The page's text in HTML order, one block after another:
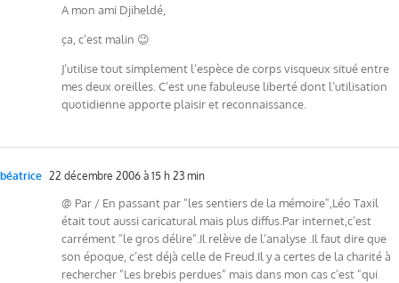
A mon ami Djiheldé,
ça, c’est malin 😉
J’utilise tout simplement l’espèce de corps visqueux situé entre
mes deux oreilles. C’est une fabuleuse liberté dont l’utilisation
quotidienne apporte plaisir et reconnaissance.
béatrice 22 décembre 2006 à 15 h 23 min
@ Par / En passant par "les sentiers de la mémoire",Léo Taxil
était tout aussi caricatural mais plus diffus.Par internet,c’est
carrément "le gros délire".Il relève de l’analyse .Il faut dire que
son époque, c’est déjà celle de Freud.Il y a certes de la charité à
rechercher "Les brebis perdues" mais dans mon cas c’est "qui